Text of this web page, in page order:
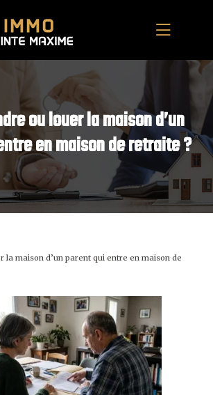
ou louer la maison d’un
en maison de retraite ?
la maison d’un parent qui entre en maison de